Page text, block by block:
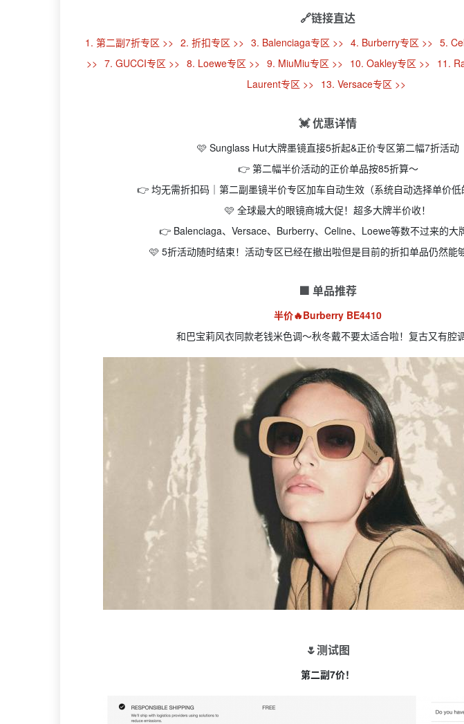
🔗链接直达
1. 第二副7折专区 >> 2. 折扣专区 >> 3. Balenciaga专区 >> 4. Burberry专区 >> 5.
>> 7. GUCCI专区 >> 8. Loewe专区 >> 9. MiuMiu专区 >> 10. Oakley专区 >> 11.
Laurent专区 >> 13. Versace专区 >>
💓 优惠详情
🩷 Sunglass Hut大牌墨镜直接5折起&正价专区第二幅7折活动
👉 第二幅半价活动的正价单品按85折算～
👉 均无需折扣码｜第二副墨镜半价专区加车自动生效（系统自动选择单价低
🩷 全球最大的眼镜商城大促！超多大牌半价收！
👉 Balenciaga、Versace、Burberry、Celine、Loewe等数不过来的大
🩷 5折活动随时结束！活动专区已经在撤出啦但是目前的折扣单品仍然能
🟩 单品推荐
半价🔥Burberry BE4410
和巴宝莉风衣同款老钱米色调～秋冬戴不要太适合啦！复古又有腔
🌷测试图
第二副7价！